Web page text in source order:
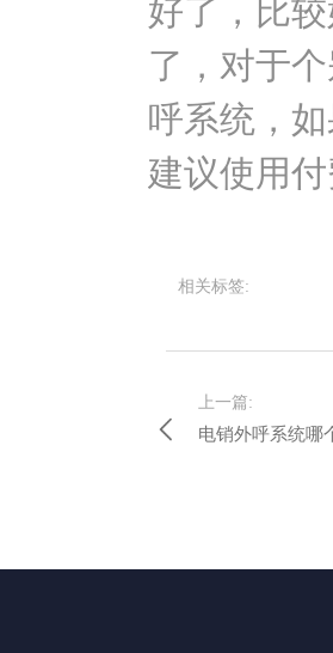
好了，比
了，对于
呼系统，
建议使用
相关标签:
上一篇:
电销外呼系统哪